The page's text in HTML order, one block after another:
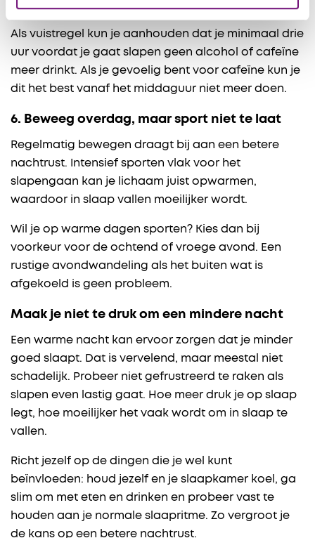
de dag.
Als vuistregel kun je aanhouden dat je minimaal drie
uur voordat je gaat slapen geen alcohol of cafeïne
meer drinkt. Als je gevoelig bent voor cafeïne kun je
dit het best vanaf het middaguur niet meer doen.
6. Beweeg overdag, maar sport niet te laat
Regelmatig bewegen draagt bij aan een betere
nachtrust. Intensief sporten vlak voor het
slapengaan kan je lichaam juist opwarmen,
waardoor in slaap vallen moeilijker wordt.
Wil je op warme dagen sporten? Kies dan bij
voorkeur voor de ochtend of vroege avond. Een
rustige avondwandeling als het buiten wat is
afgekoeld is geen probleem.
Maak je niet te druk om een mindere nacht
Een warme nacht kan ervoor zorgen dat je minder
goed slaapt. Dat is vervelend, maar meestal niet
schadelijk. Probeer niet gefrustreerd te raken als
slapen even lastig gaat. Hoe meer druk je op slaap
legt, hoe moeilijker het vaak wordt om in slaap te
vallen.
Richt jezelf op de dingen die je wel kunt
beïnvloeden: houd jezelf en je slaapkamer koel, ga
slim om met eten en drinken en probeer vast te
houden aan je normale slaapritme. Zo vergroot je
de kans op een betere nachtrust.